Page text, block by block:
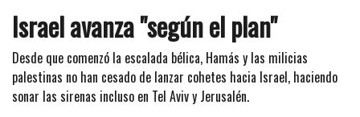
Israel avanza "según el plan"
Desde que comenzó la escalada bélica, Hamás y las milicias
palestinas no han cesado de lanzar cohetes hacia Israel, haciendo
sonar las sirenas incluso en Tel Aviv y Jerusalén.